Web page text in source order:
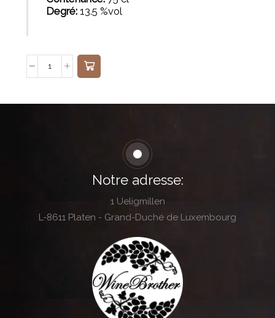
Degré:13.5 %vol
Notre adresse:
1 Ueligmillen
L-8611 Platen - Grand-Duché de Luxembourg